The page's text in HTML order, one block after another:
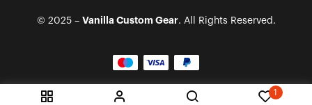
1
© 2025 – Vanilla Custom Gear. All Rights Reserved.